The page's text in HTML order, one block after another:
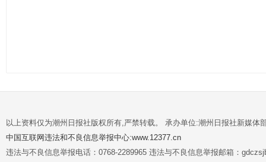
以上资料仅为潮州日报社版权所有,严禁转载。 承办单位:潮州日报社新媒体
中国互联网违法和不良信息举报中心:www.12377.cn
违法与不良信息举报电话：0768-2289965 违法与不良信息举报邮箱：